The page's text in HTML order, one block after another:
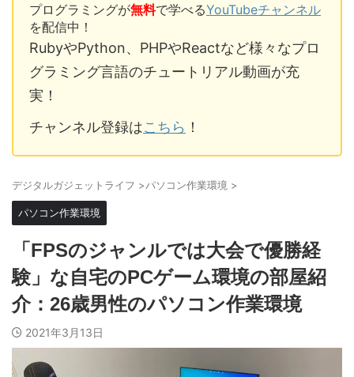
プログラミングが無料で学べるYouTubeチャンネル
を配信中！
RubyやPython、PHPやReactなど様々なプロ
グラミング言語のチュートリアル動画が充
実！
チャンネル登録はこちら ！
デジタルガジェットライフ >パソコン作業環境 >
パソコン作業環境
「FPSのジャンルでは大会で優勝経
験」な自宅のPCゲーム環境の部屋紹
介：26歳男性のパソコン作業環境
2021年3月13日